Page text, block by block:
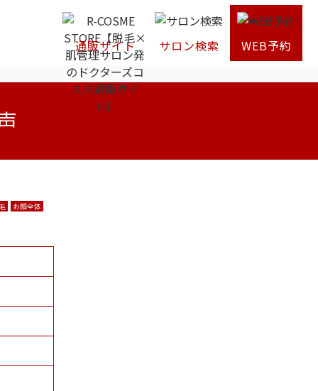
通販サイト サロン検索
WEB予約
お顔全体